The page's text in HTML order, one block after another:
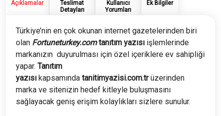
Açıklamalar
Teslimat
Detayları
Kullanıcı
Yorumları
Ek Bilgiler
Türkiye’nin en çok okunan internet gazetelerinden biri
olan Fortuneturkey.comtanıtım yazısı işlemlerinde
markanızın duyurulması için özel içeriklere ev sahipliği
yapar. Tanıtım
yazısı kapsamında tanitimyazisi.com.trüzerinden
marka ve sitenizin hedef kitleyle buluşmasını
sağlayacak geniş erişim kolaylıkları sizlere sunulur.